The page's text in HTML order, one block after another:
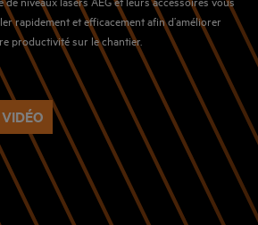
rapidement et efficacement afin d’améliorer
productivité sur le chantier.